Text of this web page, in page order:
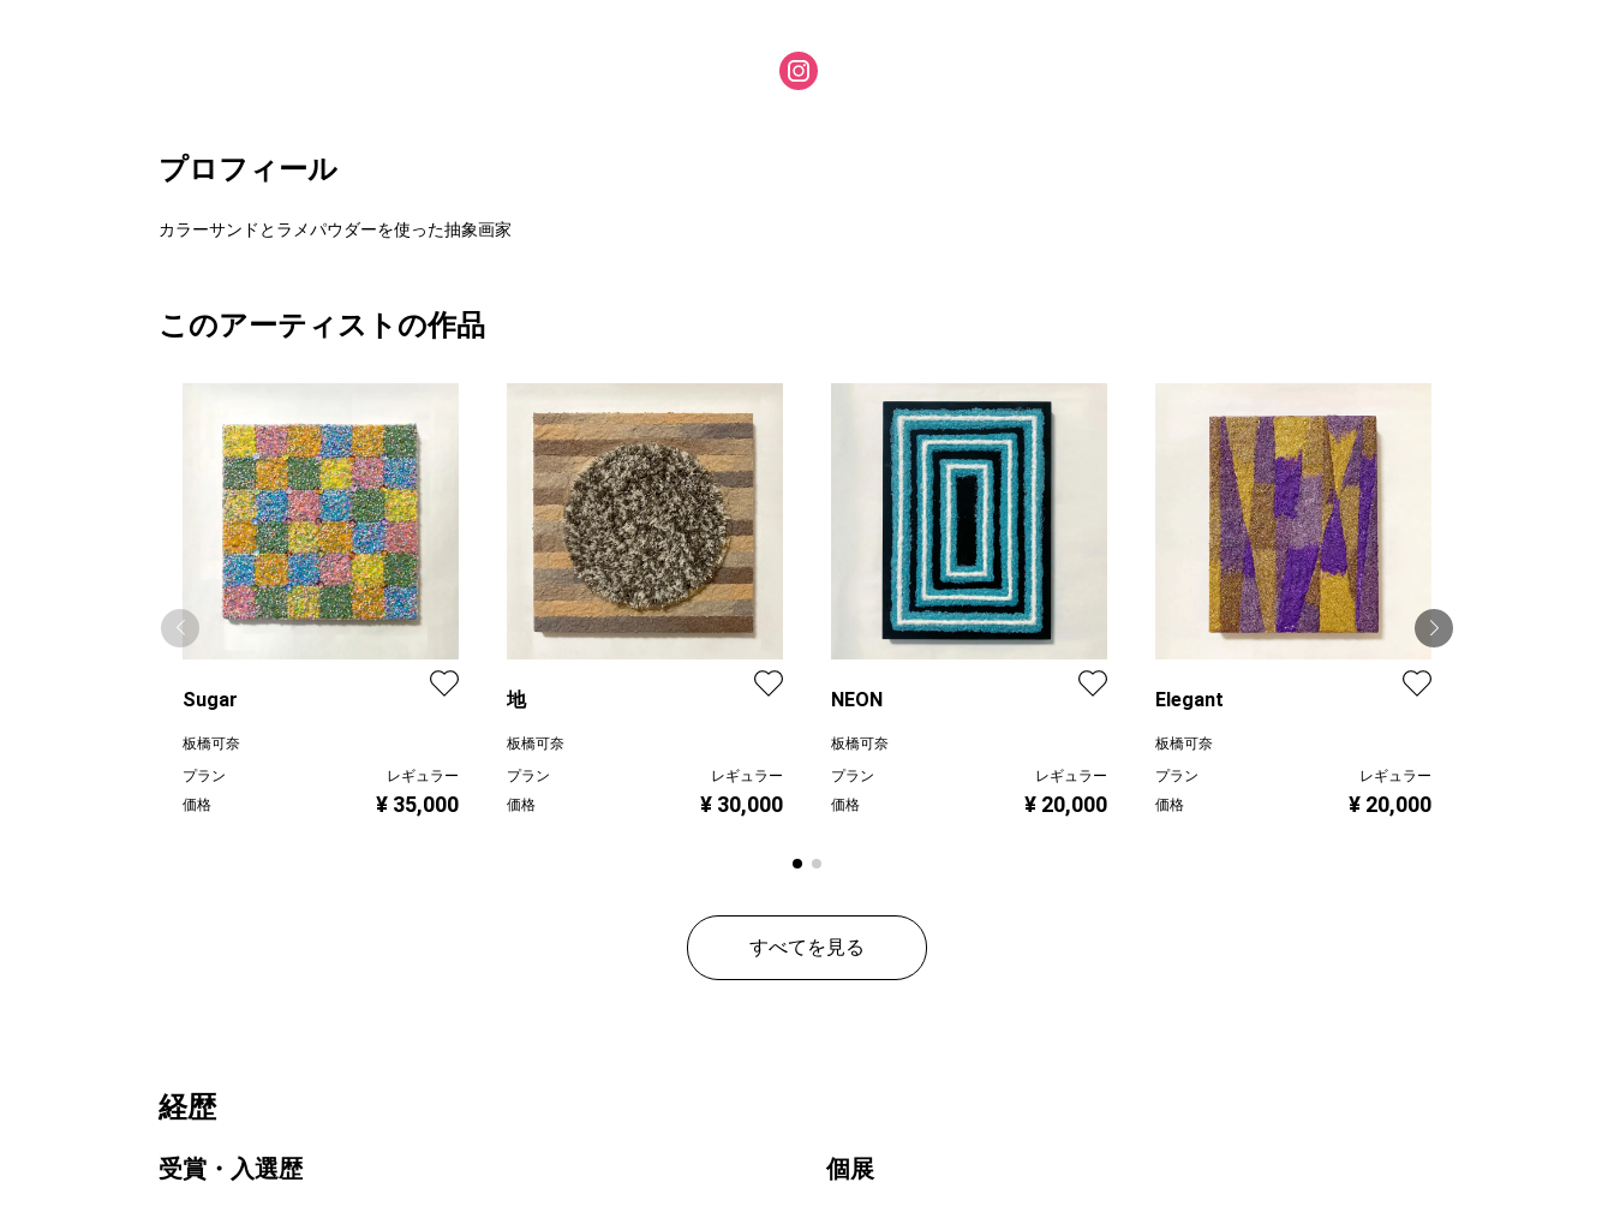
プロフィール
カラーサンドとラメパウダーを使った抽象画家
このアーティストの作品
Sugar
板橋可奈
プラン
レギュラー
価格
¥ 35,000
地
板橋可奈
プラン
レギュラー
価格
¥ 30,000
NEON
板橋可奈
プラン
レギュラー
価格
¥ 20,000
Elegant
板橋可奈
プラン
レギュラー
価格
¥ 20,000
すべてを見る
経歴
受賞・入選歴 個展